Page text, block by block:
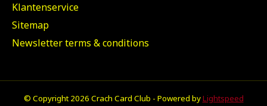
Klantenservice
Sitemap
Newsletter terms & conditions
© Copyright 2026 Crach Card Club - Powered byLightspeed